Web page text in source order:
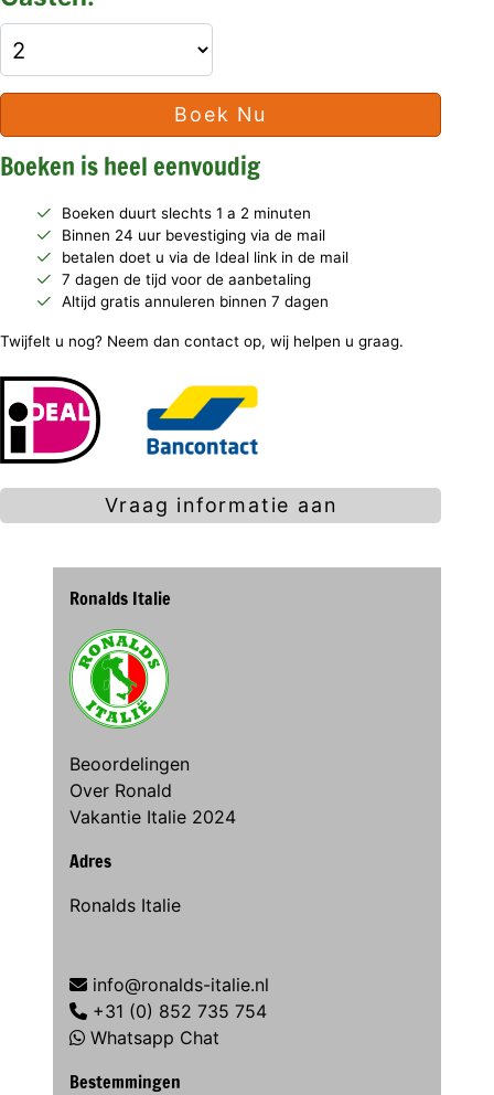
Boek Nu
Boeken is heel eenvoudig
Boeken duurt slechts 1 a 2 minuten
Binnen 24 uur bevestiging via de mail
betalen doet u via de Ideal link in de mail
7 dagen de tijd voor de aanbetaling
Altijd gratis annuleren binnen 7 dagen
Twijfelt u nog? Neem dan contact op, wij helpen u graag.
Vraag informatie aan
Ronalds Italie
Beoordelingen
Over Ronald
Vakantie Italie 2024
Adres
Ronalds Italie
info@ronalds-italie.nl
+31 (0) 852 735 754
Whatsapp Chat
Bestemmingen